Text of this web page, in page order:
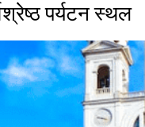
पर्यटन स्थल